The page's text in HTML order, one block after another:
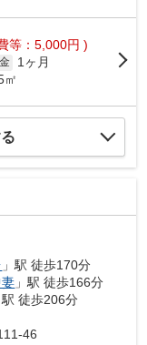
等：5,000円 )
1ヶ月
㎡
」駅 徒歩170分
」駅 徒歩166分
駅 徒歩206分
46